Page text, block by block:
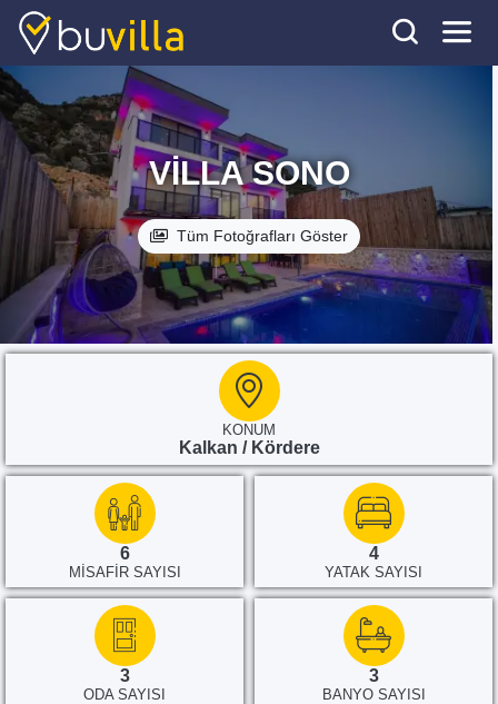
VILLA SONO
Tüm Fotoğrafları Göster
KONUM
Kalkan / Kördere
6
MISAFIR SAYISI
4
YATAK SAYISI
3
ODA SAYISI
3
BANYO SAYISI